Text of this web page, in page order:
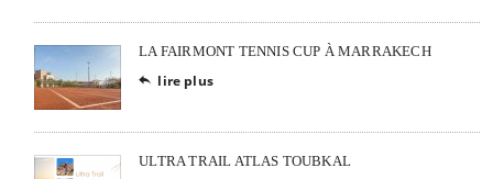
LA FAIRMONT TENNIS CUP À MARRAKECH
 lire plus
ULTRA TRAIL ATLAS TOUBKAL